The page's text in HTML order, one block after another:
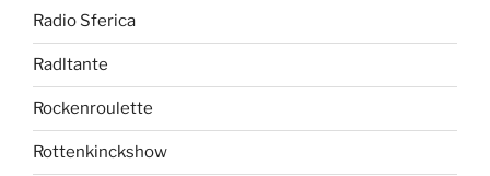
Radio Sferica
Radltante
Rockenroulette
Rottenkinckshow